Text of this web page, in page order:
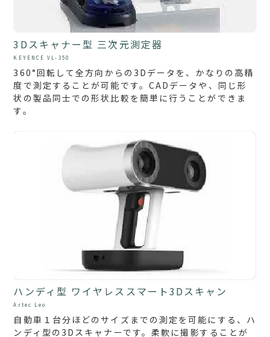
3Dスキャナー型 三次元測定器
KEYENCE VL-350
360°回転して全方向からの3Dデータを、かなりの高精
度で測定することが可能です。CADデータや、同じ形
状の製品同士での形状比較を簡単に行うことができま
す。
ハンディ型 ワイヤレススマート3Dスキャン
Artec Leo
自動車１台分ほどのサイズまでの測定を可能にする、ハ
ンディ型の3Dスキャナーです。柔軟に撮影することが